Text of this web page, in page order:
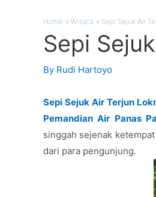
Home Wisata Sepi Sejuk Air
Sepi
By Rudi Hartoyo
Sepi Sejuk Air Terjun
Pemandian Air Panas
singgah sejenak
dari para pengunjung.